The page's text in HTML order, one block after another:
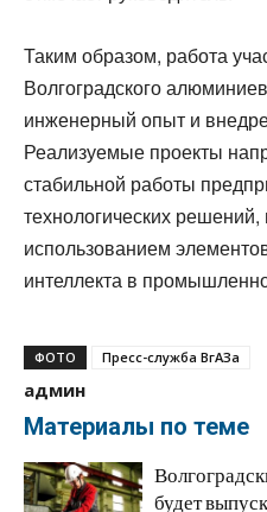
Таким образом, работа
Волгоградского
инженерный опыт и
Реализуемые проекты
стабильной работы
технологических
использованием
интеллекта в
ФОТО Пресс-служба ВгАЗа
админ
Материалы по теме
будет